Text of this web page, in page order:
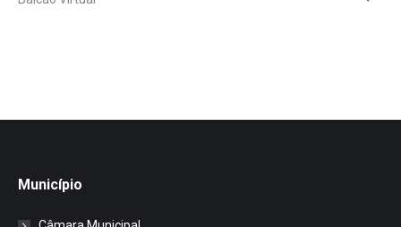
Município